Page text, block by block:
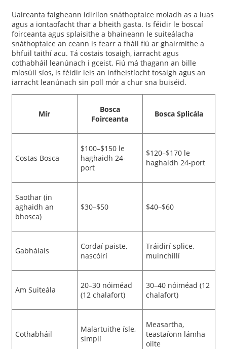
Uaireanta faigheann idirlíon snáthoptaice moladh as a luas
agus a iontaofacht thar a bheith gasta. Is féidir le boscaí
foirceanta agus splaisithe a bhaineann le suiteálacha
snáthoptaice an ceann is fearr a fháil fiú ar ghairmithe a
bhfuil taithí acu. Tá costais tosaigh, iarracht agus
cothabháil leanúnach i gceist. Fiú má thagann an bille
míosúil síos, is féidir leis an infheistíocht tosaigh agus an
iarracht leanúnach sin poll mór a chur sna buiséid.
Mír
Bosca
Foirceanta
Bosca Splicála
Costas Bosca
$100–$150 le
haghaidh 24-
port
$120–$170 le
haghaidh 24-port
Saothar (in
aghaidh an
bhosca)
$30–$50 $40–$60
Gabhálais
Cordaí paiste,
nascóirí
Tráidirí splice,
muinchillí
Am Suiteála
20–30 nóiméad
(12 chalafort)
30–40 nóiméad (12
chalafort)
Cothabháil
Malartuithe ísle,
simplí
Measartha,
teastaíonn lámha
oilte